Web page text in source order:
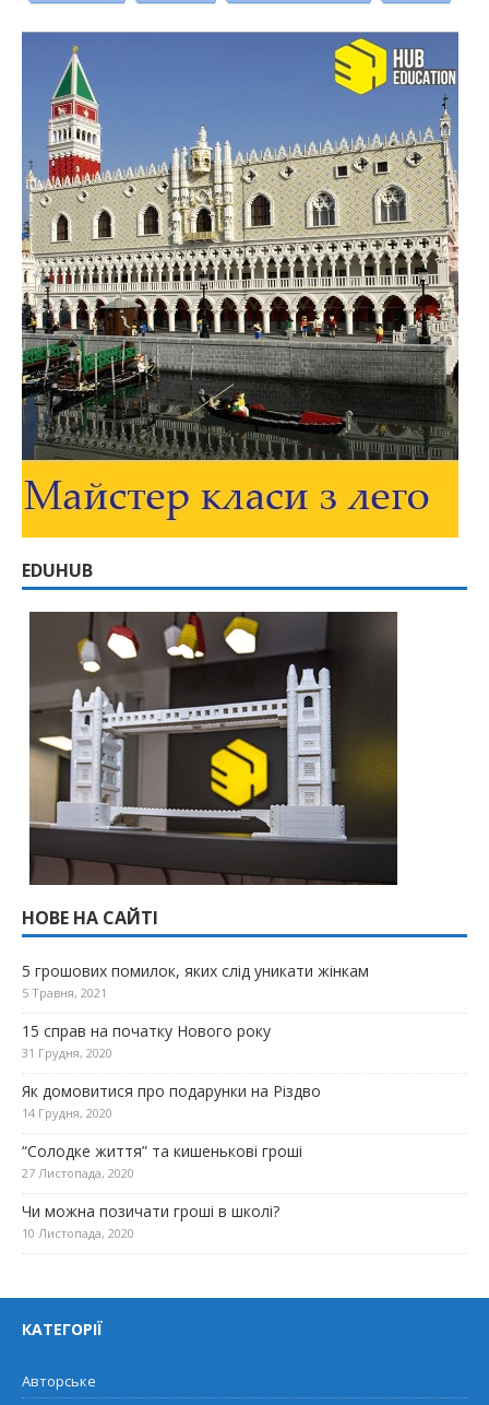
EDUHUB
НОВЕ НА САЙТІ
5 грошових помилок, яких слід уникати жінкам
5 Травня, 2021
15 справ на початку Нового року
31 Грудня, 2020
Як домовитися про подарунки на Різдво
14 Грудня, 2020
“Солодке життя” та кишенькові гроші
27 Листопада, 2020
Чи можна позичати гроші в школі?
10 Листопада, 2020
КАТЕГОРІЇ
Авторське